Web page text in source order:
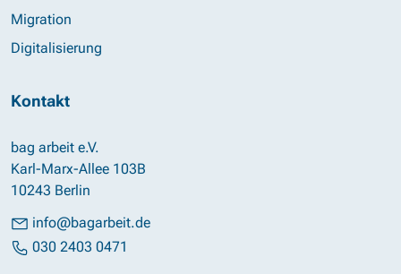
Migration
Digitalisierung
Kontakt
bag arbeit e.V.
Karl-Marx-Allee 103B
10243 Berlin
info@bagarbeit.de
030 2403 0471